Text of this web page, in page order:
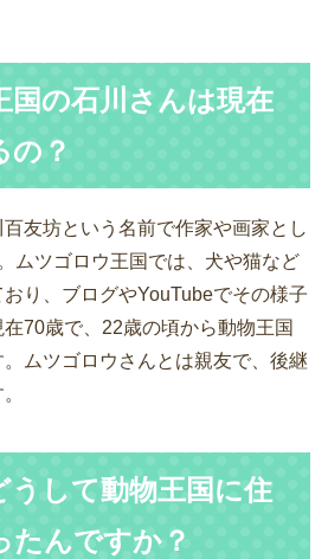
国の石川さんは現在
の？
友坊という名前で作家や画家とし
ムツゴロウ王国では、犬や猫など
り、ブログやYouTubeでその様子
70歳で、22歳の頃から動物王国
ムツゴロウさんとは親友で、後継
うして動物王国に住
たんですか？